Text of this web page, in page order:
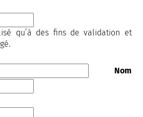
qu’à des fins de validation et
Nom